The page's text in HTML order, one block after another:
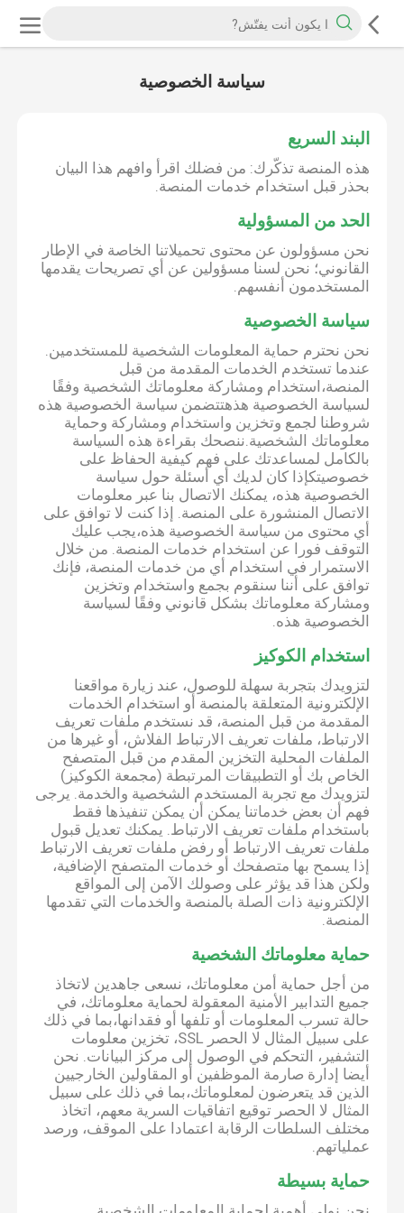
سياسة الخصوصية
البند السريع
هذه المنصة تذكّرك: من فضلك اقرأ وافهم هذا البيان
بحذر قبل استخدام خدمات المنصة.
الحد من المسؤولية
نحن مسؤولون عن محتوى تحميلاتنا الخاصة في الإطار
القانوني؛ نحن لسنا مسؤولين عن أي تصريحات يقدمها
المستخدمون أنفسهم.
سياسة الخصوصية
نحن نحترم حماية المعلومات الشخصية للمستخدمين.
عندما تستخدم الخدمات المقدمة من قبل
المنصة،استخدام ومشاركة معلوماتك الشخصية وفقًا
لسياسة الخصوصية هذهتتضمن سياسة الخصوصية هذه
شروطنا لجمع وتخزين واستخدام ومشاركة وحماية
معلوماتك الشخصية.ننصحك بقراءة هذه السياسة
بالكامل لمساعدتك على فهم كيفية الحفاظ على
خصوصيتكإذا كان لديك أي أسئلة حول سياسة
الخصوصية هذه، يمكنك الاتصال بنا عبر معلومات
الاتصال المنشورة على المنصة. إذا كنت لا توافق على
أي محتوى من سياسة الخصوصية هذه،يجب عليك
التوقف فورا عن استخدام خدمات المنصة. من خلال
الاستمرار في استخدام أي من خدمات المنصة، فإنك
توافق على أننا سنقوم بجمع واستخدام وتخزين
ومشاركة معلوماتك بشكل قانوني وفقًا لسياسة
الخصوصية هذه.
استخدام الكوكيز
لتزويدك بتجربة سهلة للوصول، عند زيارة مواقعنا
الإلكترونية المتعلقة بالمنصة أو استخدام الخدمات
المقدمة من قبل المنصة، قد نستخدم ملفات تعريف
الارتباط، ملفات تعريف الارتباط الفلاش، أو غيرها من
الملفات المحلية التخزين المقدم من قبل المتصفح
الخاص بك أو التطبيقات المرتبطة (مجمعة الكوكيز)
لتزويدك مع تجربة المستخدم الشخصية والخدمة. يرجى
فهم أن بعض خدماتنا يمكن أن يمكن تنفيذها فقط
باستخدام ملفات تعريف الارتباط. يمكنك تعديل قبول
ملفات تعريف الارتباط أو رفض ملفات تعريف الارتباط
إذا يسمح بها متصفحك أو خدمات المتصفح الإضافية،
ولكن هذا قد يؤثر على وصولك الآمن إلى المواقع
الإلكترونية ذات الصلة بالمنصة والخدمات التي تقدمها
المنصة.
حماية معلوماتك الشخصية
من أجل حماية أمن معلوماتك، نسعى جاهدين لاتخاذ
جميع التدابير الأمنية المعقولة لحماية معلوماتك، في
حالة تسرب المعلومات أو تلفها أو فقدانها،بما في ذلك
على سبيل المثال لا الحصر SSL، تخزين معلومات
التشفير، التحكم في الوصول إلى مركز البيانات. نحن
أيضا إدارة صارمة الموظفين أو المقاولين الخارجيين
الذين قد يتعرضون لمعلوماتك،بما في ذلك على سبيل
المثال لا الحصر توقيع اتفاقيات السرية معهم، اتخاذ
مختلف السلطات الرقابة اعتمادا على الموقف، ورصد
عملياتهم.
حماية بسيطة